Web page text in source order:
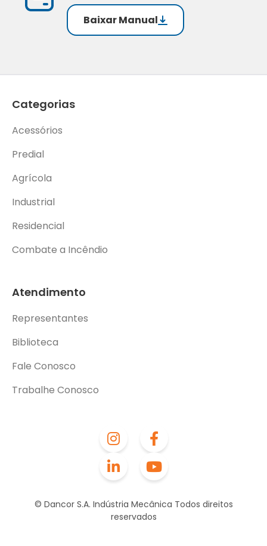
Baixar Manual
© Dancor S.A. Indústria Mecânica Todos direitos
reservados
Categorias
Acessórios
Predial
Agrícola
Industrial
Residencial
Combate a Incêndio
Atendimento
Representantes
Biblioteca
Fale Conosco
Trabalhe Conosco